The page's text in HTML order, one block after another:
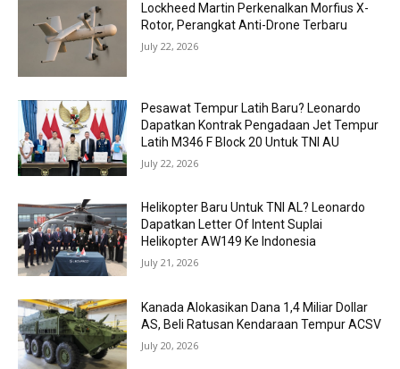
Lockheed Martin Perkenalkan Morfius X-
Rotor, Perangkat Anti-Drone Terbaru
July 22, 2026
Pesawat Tempur Latih Baru? Leonardo
Dapatkan Kontrak Pengadaan Jet Tempur
Latih M346 F Block 20 Untuk TNI AU
July 22, 2026
Helikopter Baru Untuk TNI AL? Leonardo
Dapatkan Letter Of Intent Suplai
Helikopter AW149 Ke Indonesia
July 21, 2026
Kanada Alokasikan Dana 1,4 Miliar Dollar
AS, Beli Ratusan Kendaraan Tempur ACSV
July 20, 2026